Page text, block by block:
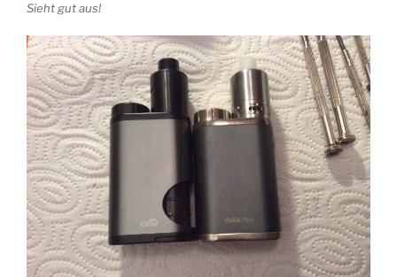
Sieht gut aus!